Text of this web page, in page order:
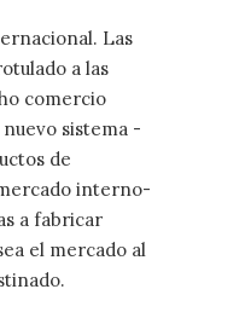
Las
a las
comercio
sistema -
de
interno-
a fabricar
el mercado al